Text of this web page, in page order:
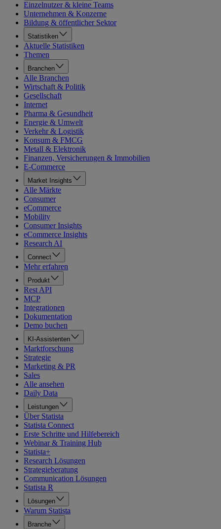
Einzelnutzer & kleine Teams
Unternehmen & Konzerne
Bildung & öffentlicher Sektor
Statistiken
Aktuelle Statistiken
Themen
Branchen
Alle Branchen
Wirtschaft & Politik
Gesellschaft
Internet
Pharma & Gesundheit
Energie & Umwelt
Verkehr & Logistik
Konsum & FMCG
Metall & Elektronik
Finanzen, Versicherungen & Immobilien
E-Commerce
Market Insights
Alle Märkte
Consumer
eCommerce
Mobility
Consumer Insights
eCommerce Insights
Research AI
Connect
Mehr erfahren
Produkt
Rest API
MCP
Integrationen
Dokumentation
Demo buchen
KI-Assistenten
Marktforschung
Strategie
Marketing & PR
Sales
Alle ansehen
Daily Data
Leistungen
Über Statista
Statista Connect
Erste Schritte und Hilfebereich
Webinar & Training Hub
Statista+
Research Lösungen
Strategieberatung
Communication Lösungen
Statista R
Lösungen
Warum Statista
Branche